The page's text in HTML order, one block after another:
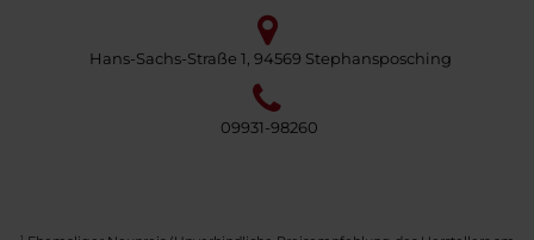
Hans-Sachs-Straße 1, 94569 Stephansposching
09931-98260